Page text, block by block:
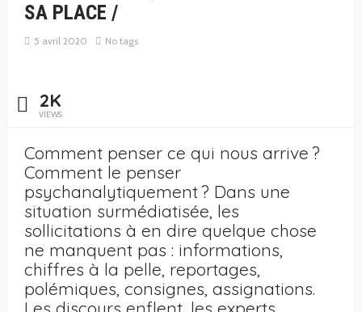
SA PLACE /
5 avril 2020 No tags
2K
VIEWS
Comment penser ce qui nous arrive ?
Comment le penser
psychanalytiquement ? Dans une
situation surmédiatisée, les
sollicitations à en dire quelque chose
ne manquent pas : informations,
chiffres à la pelle, reportages,
polémiques, consignes, assignations.